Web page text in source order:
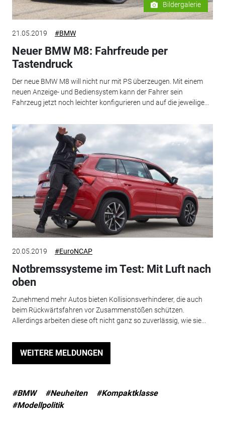
Bildergalerie
21.05.2019 #BMW
Neuer BMW M8: Fahrfreude per
Tastendruck
Der neue BMW M8 will nicht nur mit PS überzeugen. Mit einem
neuen Anzeige- und Bediensystem kann der Fahrer sein
Fahrzeug jetzt noch leichter konfigurieren und auf die jeweilige...
20.05.2019 #EuroNCAP
Notbremssysteme im Test: Mit Luft nach
oben
Zunehmend mehr Autos bieten Kollisionsverhinderer, die auch
beim Rückwärtsfahren vor Zusammenstößen schützen.
Allerdings arbeiten diese oft nicht ganz so zuverlässig, wie sie...
WEITERE MELDUNGEN
#BMW #Neuheiten
#Kompaktklasse
#Modellpolitik